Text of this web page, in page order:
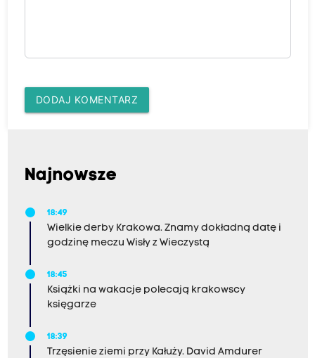
DODAJ KOMENTARZ
Najnowsze
18:49
Wielkie derby Krakowa. Znamy dokładną datę i
godzinę meczu Wisły z Wieczystą
18:45
Książki na wakacje polecają krakowscy
księgarze
18:39
Trzęsienie ziemi przy Kałuży. David Amdurer